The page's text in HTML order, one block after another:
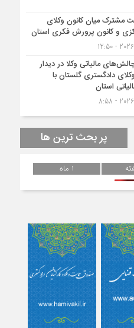
مشترک میان کانون وکلای
و کانون پرورش فکری استان
مالیاتی وکلا در دیدار
دادگستری گلستان با
استان
پر بحث ترین ها
1 ماه